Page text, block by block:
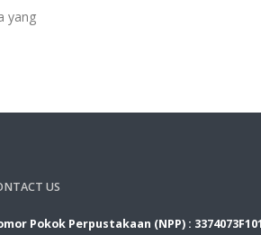
yang
US
Pokok Perpustakaan (NPP) :